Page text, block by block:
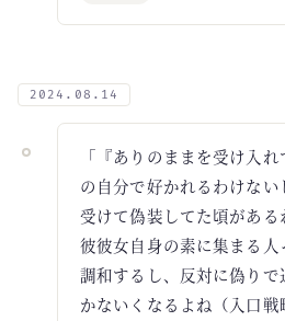
2024.08.14
「『ありのままを受け入
の自分で好かれるわけな
受けて偽装してた頃がある
彼彼女自身の素に集まる
調和するし、反対に偽り
かないくなるよね（入口